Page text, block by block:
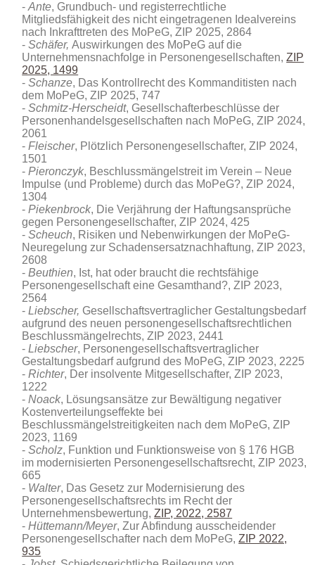
Ante, Grundbuch- und registerrechtliche
Mitgliedsfähigkeit des nicht eingetragenen Idealvereins
nach Inkrafttreten des MoPeG, ZIP 2025, 2864
Schäfer,Auswirkungen des MoPeG auf die
Unternehmensnachfolge in Personengesellschaften,ZIP
2025, 1499
Schanze, Das Kontrollrecht des Kommanditisten nach
dem MoPeG, ZIP 2025, 747
Schmitz-Herscheidt, Gesellschafterbeschlüsse der
Personenhandelsgesellschaften nach MoPeG, ZIP 2024,
2061
Fleischer, Plötzlich Personengesellschafter, ZIP 2024,
1501
Pieronczyk, Beschlussmängelstreit im Verein – Neue
Impulse (und Probleme) durch das MoPeG?, ZIP 2024,
1304
Piekenbrock, Die Verjährung der Haftungsansprüche
gegen Personengesellschafter, ZIP 2024, 425
Scheuch, Risiken und Nebenwirkungen der MoPeG-
Neuregelung zur Schadensersatznachhaftung, ZIP 2023,
2608
Beuthien, Ist, hat oder braucht die rechtsfähige
Personengesellschaft eine Gesamthand?, ZIP 2023,
2564
Liebscher, Gesellschaftsvertraglicher Gestaltungsbedarf
aufgrund des neuen personengesellschaftsrechtlichen
Beschlussmängelrechts, ZIP 2023, 2441
Liebscher, Personengesellschaftsvertraglicher
Gestaltungsbedarf aufgrund des MoPeG, ZIP 2023, 2225
Richter, Der insolvente Mitgesellschafter, ZIP 2023,
1222
Noack, Lösungsansätze zur Bewältigung negativer
Kostenverteilungseffekte bei
Beschlussmängelstreitigkeiten nach dem MoPeG, ZIP
2023, 1169
Scholz, Funktion und Funktionsweise von § 176 HGB
im modernisierten Personengesellschaftsrecht, ZIP 2023,
665
Walter, Das Gesetz zur Modernisierung des
Personengesellschaftsrechts im Recht der
Unternehmensbewertung,ZIP, 2022, 2587
Hüttemann/Meyer, Zur Abfindung ausscheidender
Personengesellschafter nach dem MoPeG,ZIP 2022,
935